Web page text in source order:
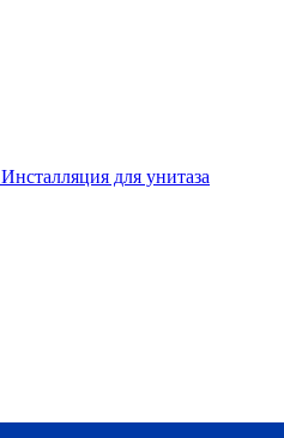
Инсталляция для унитаза